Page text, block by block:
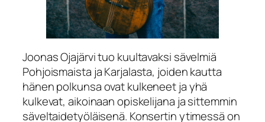
Joonas Ojajärvi tuo kuultavaksi sävelmiä
Pohjoismaista ja Karjalasta, joiden kautta
hänen polkunsa ovat kulkeneet ja yhä
kulkevat, aikoinaan opiskelijana ja sittemmin
säveltaidetyöläisenä. Konsertin ytimessä on